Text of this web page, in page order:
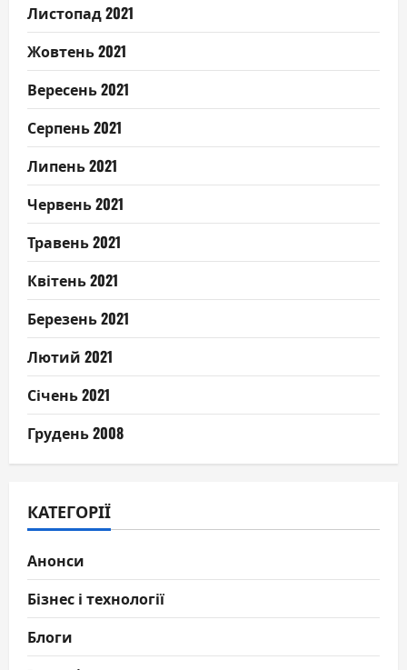
Листопад 2021
Жовтень 2021
Вересень 2021
Серпень 2021
Липень 2021
Червень 2021
Травень 2021
Квітень 2021
Березень 2021
Лютий 2021
Січень 2021
Грудень 2008
КАТЕГОРІЇ
Анонси
Бізнес і технології
Блоги